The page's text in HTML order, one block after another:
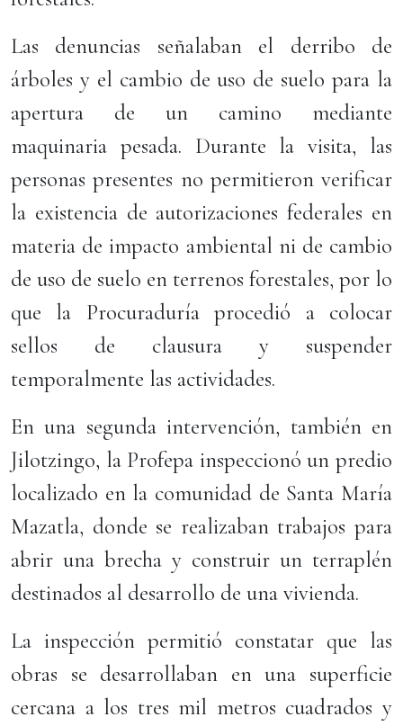
Las denuncias señalaban el derribo de
árboles y el cambio de uso de suelo para la
apertura de un camino mediante
maquinaria pesada. Durante la visita, las
personas presentes no permitieron verificar
la existencia de autorizaciones federales en
materia de impacto ambiental ni de cambio
de uso de suelo en terrenos forestales, por lo
que la Procuraduría procedió a colocar
sellos de clausura y suspender
temporalmente las actividades.
En una segunda intervención, también en
Jilotzingo, la Profepa inspeccionó un predio
localizado en la comunidad de Santa María
Mazatla, donde se realizaban trabajos para
abrir una brecha y construir un terraplén
destinados al desarrollo de una vivienda.
La inspección permitió constatar que las
obras se desarrollaban en una superficie
cercana a los tres mil metros cuadrados y